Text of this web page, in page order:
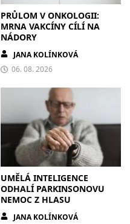
PRŮLOM V ONKOLOGII:
MRNA VAKCÍNY CÍLÍ NA
NÁDORY
JANA KOLÍNKOVÁ
06. 08. 2026
UMĚLÁ INTELIGENCE
ODHALÍ PARKINSONOVU
NEMOC Z HLASU
JANA KOLÍNKOVÁ